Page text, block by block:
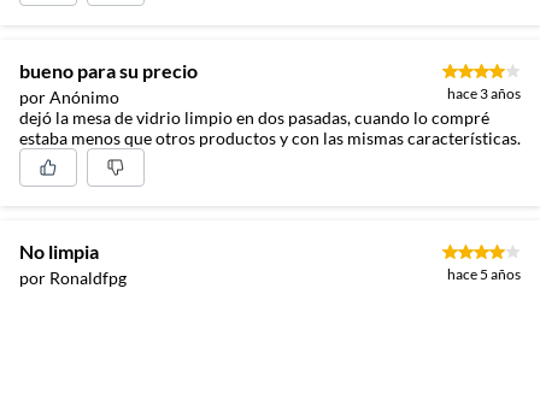
bueno para su precio
por Anónimo hace 3 años
dejó la mesa de vidrio limpio en dos pasadas, cuando lo compré
estaba menos que otros productos y con las mismas características.
No limpia
por Ronaldfpg hace 5 años